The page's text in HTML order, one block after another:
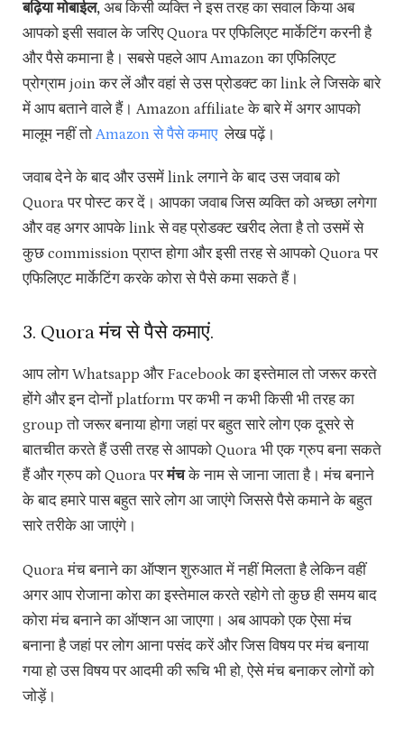
बढ़िया मोबाईल, अब किसी व्यक्ति ने इस तरह का सवाल किया अब
आपको इसी सवाल के जरिए Quora पर एफिलिएट मार्केटिंग करनी है
और पैसे कमाना है। सबसे पहले आप Amazon का एफिलिएट
प्रोग्राम join कर लें और वहां से उस प्रोडक्ट का link ले जिसके बारे
में आप बताने वाले हैं। Amazon affiliate के बारे में अगर आपको
मालूम नहीं तो Amazon से पैसे कमाए लेख पढ़ें।
जवाब देने के बाद और उसमें link लगाने के बाद उस जवाब को
Quora पर पोस्ट कर दें। आपका जवाब जिस व्यक्ति को अच्छा लगेगा
और वह अगर आपके link से वह प्रोडक्ट खरीद लेता है तो उसमें से
कुछ commission प्राप्त होगा और इसी तरह से आपको Quora पर
एफिलिएट मार्केटिंग करके कोरा से पैसे कमा सकते हैं।
3. Quora मंच से पैसे कमाएं.
आप लोग Whatsapp और Facebook का इस्तेमाल तो जरूर करते
होंगे और इन दोनों platform पर कभी न कभी किसी भी तरह का
group तो जरूर बनाया होगा जहां पर बहुत सारे लोग एक दूसरे से
बातचीत करते हैं उसी तरह से आपको Quora भी एक ग्रुप बना सकते
हैं और ग्रुप को Quora परमंचके नाम से जाना जाता है। मंच बनाने
के बाद हमारे पास बहुत सारे लोग आ जाएंगे जिससे पैसे कमाने के बहुत
सारे तरीके आ जाएंगे।
Quora मंच बनाने का ऑप्शन शुरुआत में नहीं मिलता है लेकिन वहीं
अगर आप रोजाना कोरा का इस्तेमाल करते रहोगे तो कुछ ही समय बाद
कोरा मंच बनाने का ऑप्शन आ जाएगा। अब आपको एक ऐसा मंच
बनाना है जहां पर लोग आना पसंद करें और जिस विषय पर मंच बनाया
गया हो उस विषय पर आदमी की रूचि भी हो, ऐसे मंच बनाकर लोगों को
जोड़ें।